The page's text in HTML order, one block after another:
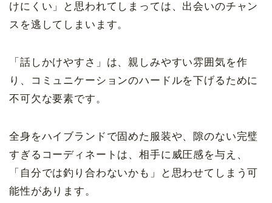
けにくい」と思われてしまっては、出会いのチャン
スを逃してしまいます。
「話しかけやすさ」は、親しみやすい雰囲気を作
り、コミュニケーションのハードルを下げるために
不可欠な要素です。
全身をハイブランドで固めた服装や、隙のない完璧
すぎるコーディネートは、相手に威圧感を与え、
「自分では釣り合わないかも」と思わせてしまう可
能性があります。